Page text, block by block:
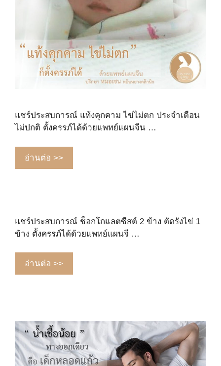
แชร์ประสบการณ์ แท้งคุกคาม ไข่ไม่ตก ประจำเดือน
ไม่ปกติ ตั้งครรภ์ได้ด้วยแพทย์แผนจีน …
อ่านต่อ >>
แชร์ประสบการณ์ ช็อกโกแลตซีสต์ 2 ข้าง ตัดรังไข่ 1
ข้าง ตั้งครรภ์ได้ด้วยแพทย์แผนจี …
อ่านต่อ >>